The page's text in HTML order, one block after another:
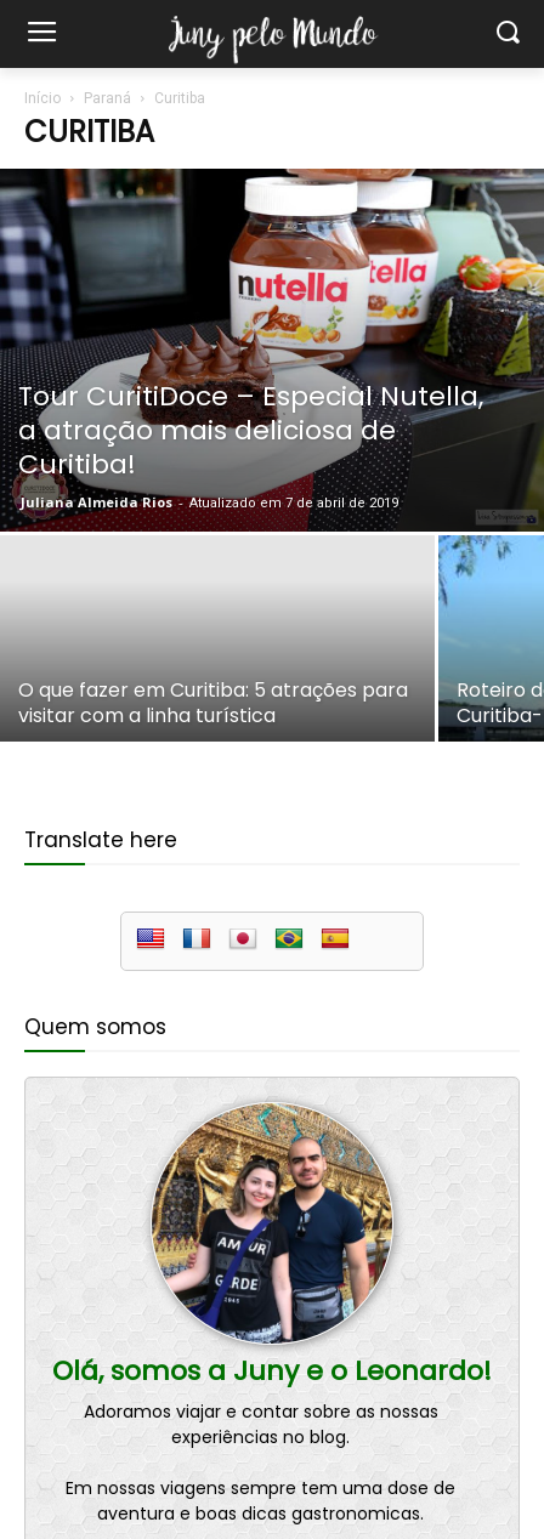
Início Paraná Curitiba
CURITIBA
Tour CuritiDoce – Especial Nutella,
a atração mais deliciosa de
Curitiba!
Juliana Almeida Rios - Atualizado em 7 de abril de 2019
O que fazer em Curitiba: 5 atrações para
visitar com a linha turística
Roteiro
Curitiba-
Translate here
Quem somos
Olá, somos a Juny e o Leonardo!
Adoramos viajar e contar sobre as nossas
experiências no blog.
Em nossas viagens sempre tem uma dose de
aventura e boas dicas gastronomicas.